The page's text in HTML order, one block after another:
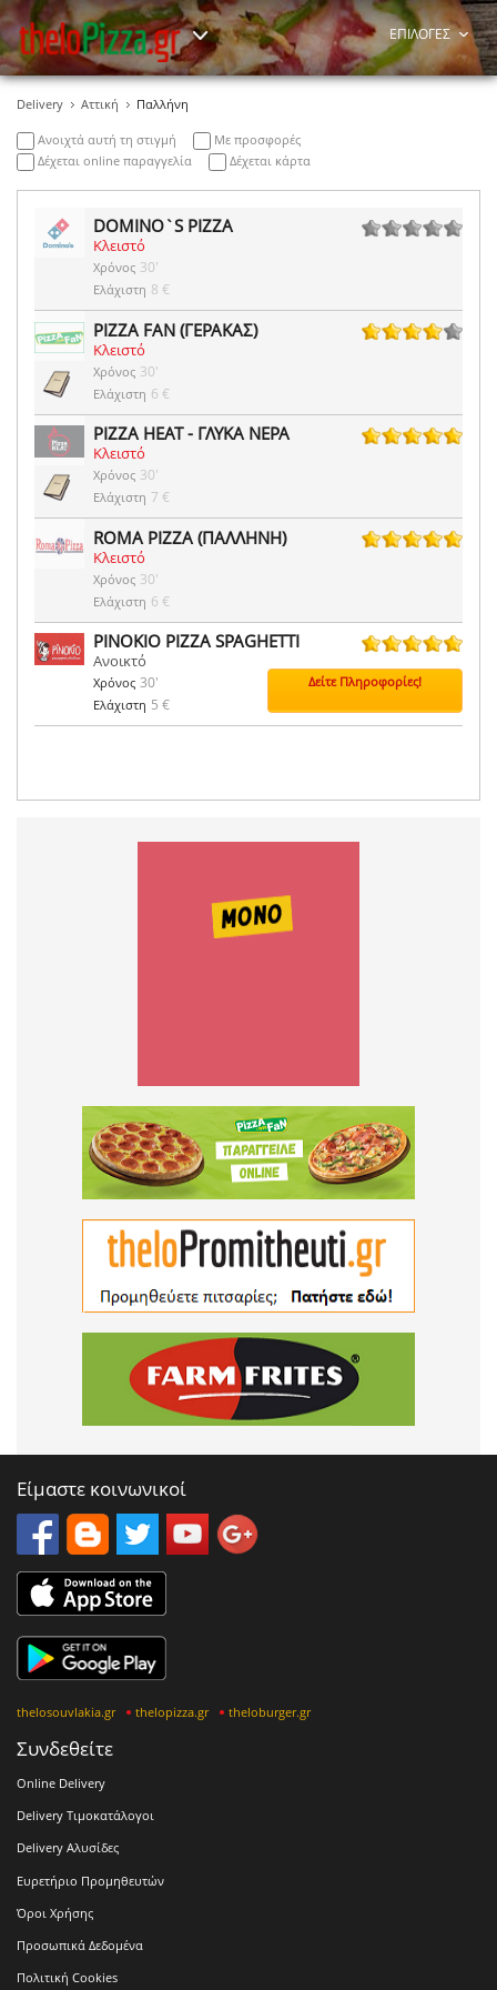
ΕΠΙΛΟΓΕΣ
Delivery Αττική Παλλήνη
Ανοιχτά αυτή τη στιγμή
Με προσφορές
Δέχεται online παραγγελία
Δέχεται κάρτα
DOMINO`S PIZZA
Κλειστό
Χρόνος 30'
Ελάχιστη 8 €
PIZZA FAN (ΓΕΡΑΚΑΣ)
Κλειστό
Χρόνος 30'
Ελάχιστη 6 €
PIZZA HEAT - ΓΛΥΚΑ ΝΕΡΑ
Κλειστό
Χρόνος 30'
Ελάχιστη 7 €
ROMA PIZZA (ΠΑΛΛΗΝΗ)
Κλειστό
Χρόνος 30'
Ελάχιστη 6 €
PINOKIO PIZZA SPAGHETTI
Ανοικτό
Χρόνος 30'
Ελάχιστη 5 €
Δείτε Πληροφορίες!
Είμαστε κοινωνικοί
thelosouvlakia.gr thelopizza.gr theloburger.gr
Συνδεθείτε
Online Delivery
Delivery Τιμοκατάλογοι
Delivery Αλυσίδες
Ευρετήριο Προμηθευτών
Όροι Χρήσης
Προσωπικά Δεδομένα
Πολιτική Cookies